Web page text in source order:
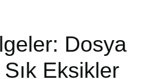
Dosya
Sık Eksikler